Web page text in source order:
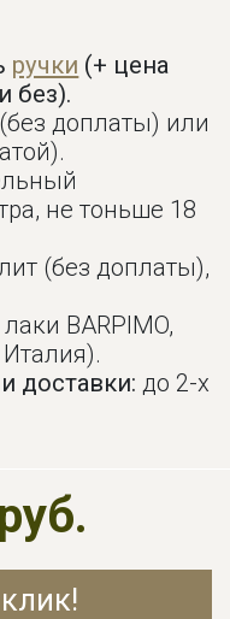
ручки (+ цена
без).
(без доплаты) или
не тоньше 18
(без доплаты),
BARPIMO,
Италия).
доставки: до 2-х